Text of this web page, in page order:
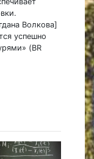
Волкова]
успешно
(BR